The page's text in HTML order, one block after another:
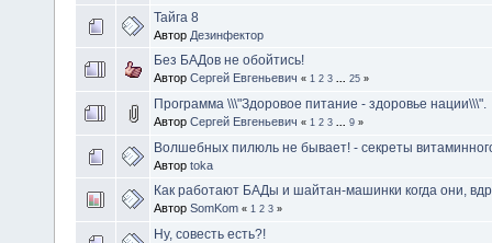
Тайга 8
Автор Дезинфектор
Без БАДов не обойтись!
Автор Сергей Евгеньевич « 1 2 3 25 »
Программа \\\"Здоровое питание - здоровье нации\\\".
Автор Сергей Евгеньевич « 1 2 3 9 »
Волшебных пилюль не бывает! - секреты
Автор toka
Как работают БАДы и шайтан-машинки когда они,
Автор SomKom « 1 2 3 »
Ну, совесть есть?!